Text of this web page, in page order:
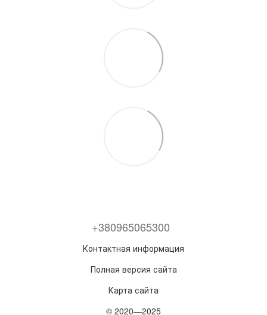
+380965065300
Контактная информация
Полная версия сайта
Карта сайта
© 2020—2025